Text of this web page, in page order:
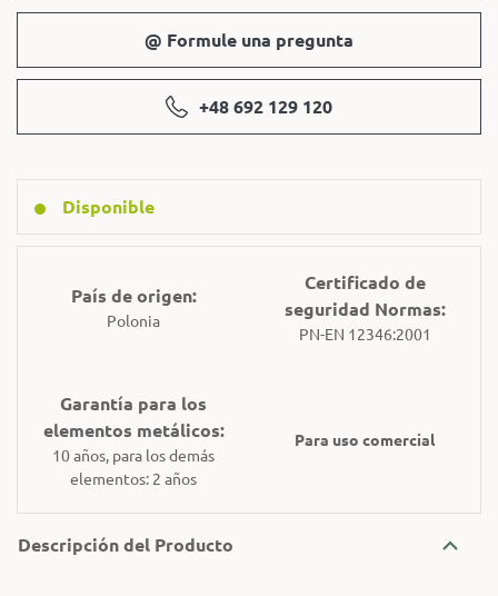
@ Formule una pregunta
+48 692 129 120
Disponible
País de origen:
Polonia
Certificado de
seguridad Normas:
PN-EN 12346:2001
Garantía para los
elementos metálicos:
10 años, para los demás
elementos: 2 años
Para uso comercial
Descripción del Producto